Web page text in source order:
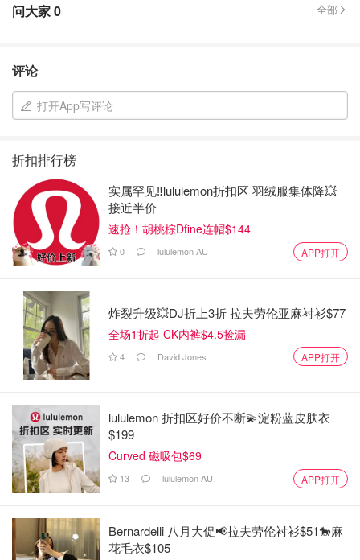
问大家0 全部
评论
打开App写评论
折扣排行榜
实属罕见‼️lululemon折扣区 羽绒服集体降💥
接近半价
速抢！胡桃棕Dfine连帽$144
0 lululemon AU APP打开
炸裂升级💥DJ折上3折 拉夫劳伦亚麻衬衫$77
全场1折起 CK内裤$4.5捡漏
4 David Jones APP打开
lululemon 折扣区好价不断💫淀粉蓝皮肤衣
$199
Curved 磁吸包$69
13 lululemon AU APP打开
Bernardelli 八月大促📢拉夫劳伦衬衫$51🐎麻
花毛衣$105